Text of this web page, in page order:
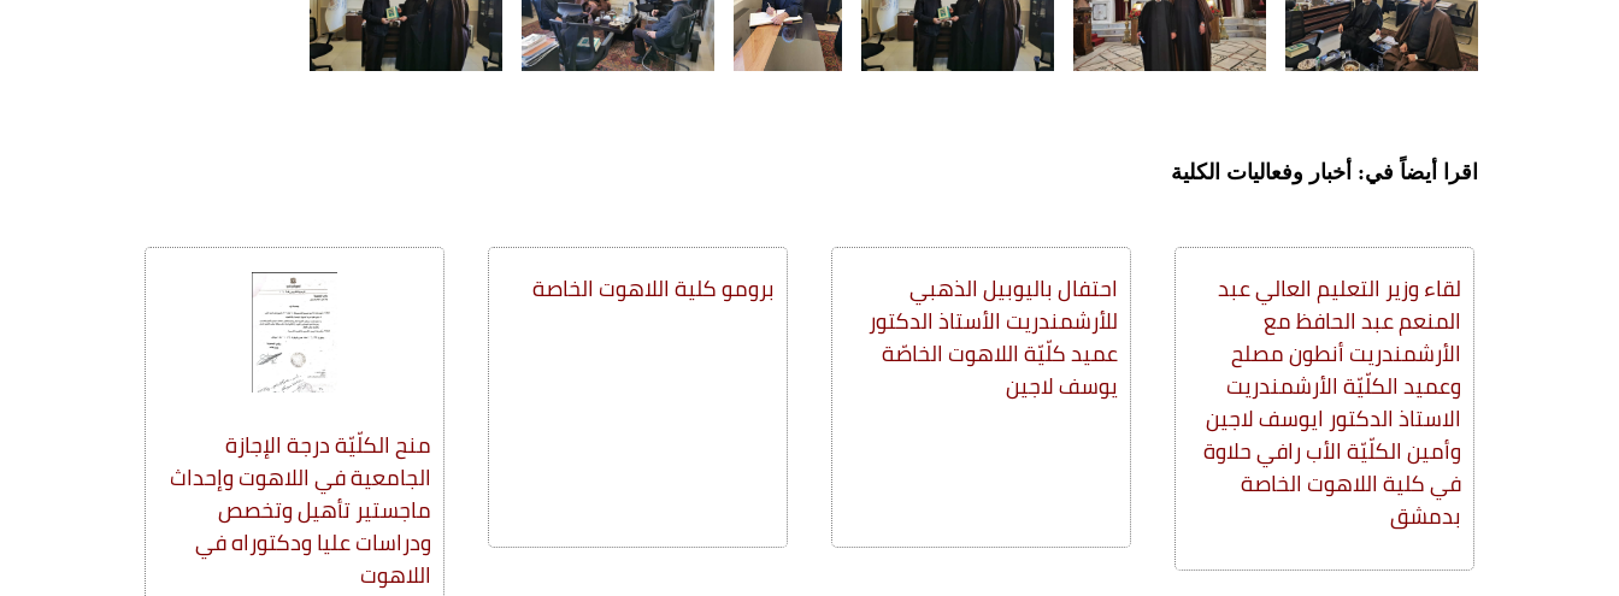
اقرا أيضاً في: أخبار وفعاليات الكلية
لقاء وزير التعليم العالي عبد
المنعم عبد الحافظ مع
الأرشمندريت أنطون مصلح
وعميد الكلّيّة الأرشمندريت
الاستاذ الدكتور ايوسف لاجين
وأمين الكلّيّة الأب رافي حلاوة
في كلية اللاهوت الخاصة
بدمشق
احتفال باليوبيل الذهبي
للأرشمندريت الأستاذ الدكتور
عميد كلّيّة اللاهوت الخاصّة
يوسف لاجين
برومو كلية اللاهوت الخاصة
منح الكلّيّة درجة الإجازة
الجامعية في اللاهوت وإحداث
ماجستير تأهيل وتخصص
ودراسات عليا ودكتوراه في
اللاهوت